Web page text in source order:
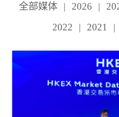
全部媒体 | 2026 |
2022
| 2021 |